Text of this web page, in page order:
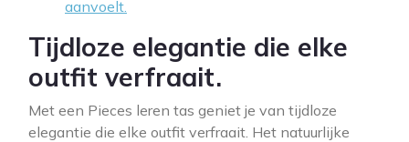
aanvoelt.
Tijdloze elegantie die elke
outfit verfraait.
Met een Pieces leren tas geniet je van tijdloze
elegantie die elke outfit verfraait. Het natuurlijke